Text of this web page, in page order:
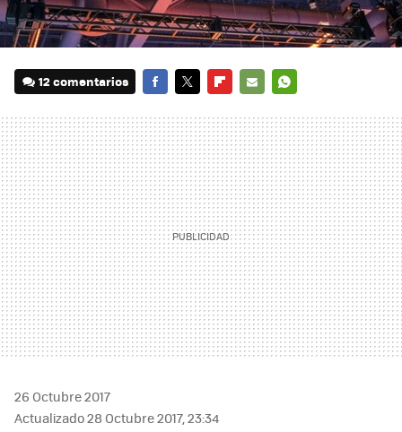
12 comentarios
MAIL
26 Octubre 2017
Actualizado 28 Octubre 2017, 23:34